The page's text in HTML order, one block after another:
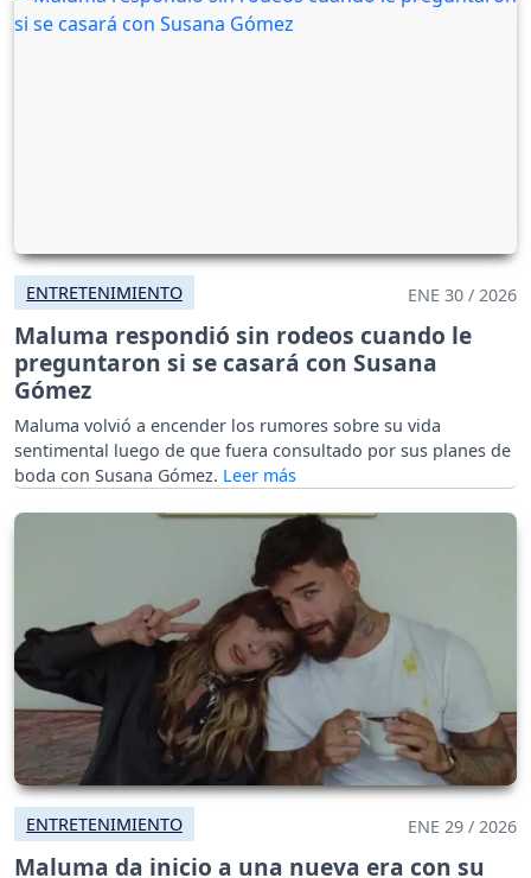
ENTRETENIMIENTO ENE 30 / 2026
Maluma respondió sin rodeos cuando le
preguntaron si se casará con Susana
Gómez
Maluma volvió a encender los rumores sobre su vida
sentimental luego de que fuera consultado por sus planes de
boda con Susana Gómez.
ENTRETENIMIENTO ENE 29 / 2026
Maluma da inicio a una nueva era con su